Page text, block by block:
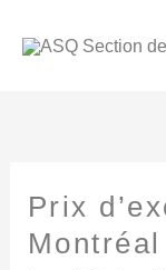
Prix
Montréal
Prix
d’excellence
de